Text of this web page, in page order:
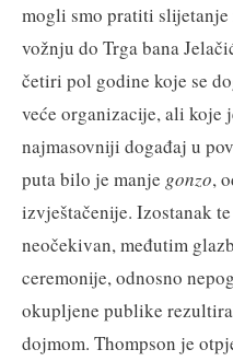
mogli smo pratiti slijetanje
vožnju do Trga bana
četiri pol godine koje se
veće organizacije, ali koje
najmasovniji događaj u
puta bilo je manje gonzo,
izvještačenije. Izostanak
neočekivan, međutim
ceremonije, odnosno
okupljene publike
dojmom. Thompson je